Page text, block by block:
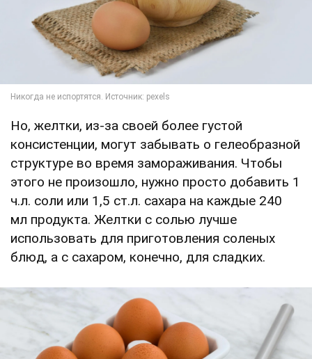
Но, желтки, из-за своей более густой
консистенции, могут забывать о гелеобразной
структуре во время замораживания. Чтобы
этого не произошло, нужно просто добавить 1
ч.л. соли или 1,5 ст.л. сахара на каждые 240
мл продукта. Желтки с солью лучше
использовать для приготовления соленых
блюд, а с сахаром, конечно, для сладких.